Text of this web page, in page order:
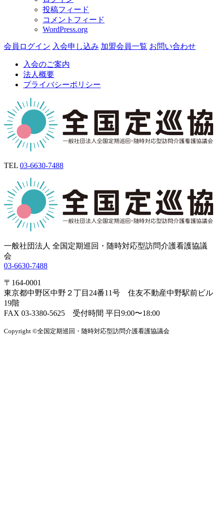
投稿フィード
コメントフィード
WordPress.org
会員ログイン 入会申し込み 加盟会員一覧 お問い合わせ
入会のご案内
法人概要
プライバシーポリシー
TEL 03-6630-7488
一般社団法人 全国定期巡回・随時対応型訪問介護看護協議
会
03-6630-7488
〒164-0001
東京都中野区中野２丁目24番11号 住友不動産中野駅前ビル
19階
FAX 03-3380-5625 受付時間 平日9:00〜18:00
Copyright ©全国定期巡回・随時対応型訪問介護看護協議会